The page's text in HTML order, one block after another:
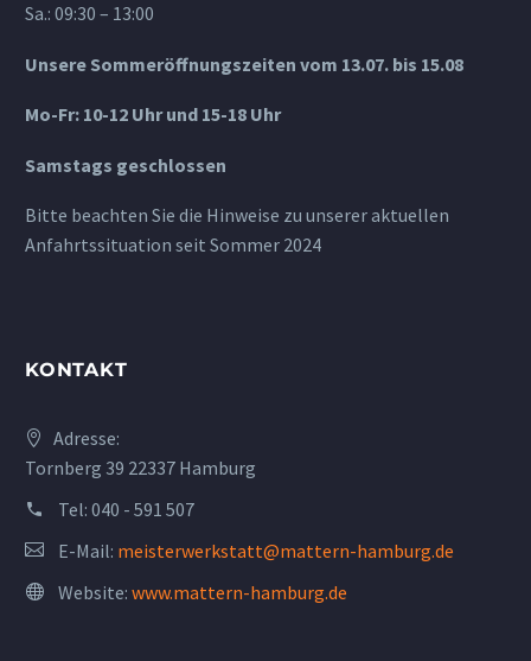
Sa.: 09:30 – 13:00
Unsere Sommeröffnungszeiten vom 13.07. bis 15.08
Mo-Fr: 10-12 Uhr und 15-18 Uhr
Samstags geschlossen
Bitte beachten Sie die Hinweise zu unserer aktuellen
Anfahrtssituation seit Sommer 2024
KONTAKT
Adresse:
Tornberg 39 22337 Hamburg
Tel: 040 - 591 507
E-Mail: meisterwerkstatt@mattern-hamburg.de
Website: www.mattern-hamburg.de